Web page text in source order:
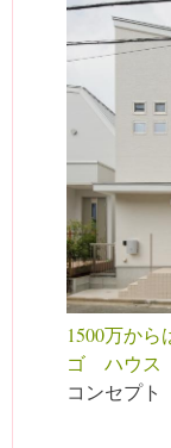
1500万か
ゴ ハウス
コンセプト